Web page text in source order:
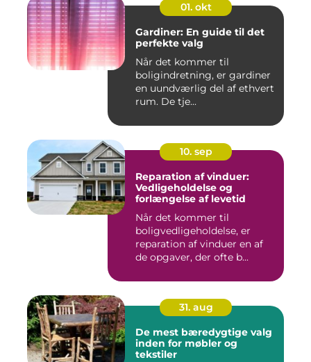
01. okt
Gardiner: En guide til det
perfekte valg
Når det kommer til
boligindretning, er gardiner
en uundværlig del af ethvert
rum. De tje...
10. sep
Reparation af vinduer:
Vedligeholdelse og
forlængelse af levetid
Når det kommer til
boligvedligeholdelse, er
reparation af vinduer en af
de opgaver, der ofte b...
31. aug
De mest bæredygtige valg
inden for møbler og
tekstiler